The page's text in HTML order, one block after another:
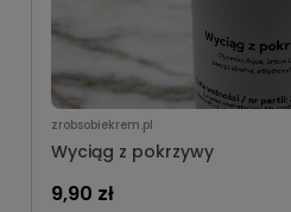
zrobsobiekrem.pl
Wyciąg z pokrzywy
9,90 zł